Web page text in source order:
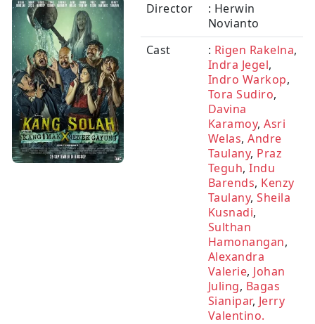
Director
: Herwin
Novianto
Cast
: Rigen Rakelna,
Indra Jegel,
Indro Warkop,
Tora Sudiro,
Davina
Karamoy, Asri
Welas, Andre
Taulany, Praz
Teguh, Indu
Barends, Kenzy
Taulany, Sheila
Kusnadi,
Sulthan
Hamonangan,
Alexandra
Valerie, Johan
Juling, Bagas
Sianipar, Jerry
Valentino.